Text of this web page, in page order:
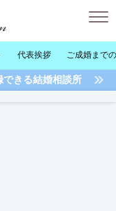
代表挨拶 ご成婚まで
できる結婚相談所